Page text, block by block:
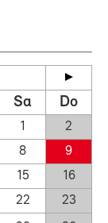
Sa Do
1
2
8
9
15
16
22
23